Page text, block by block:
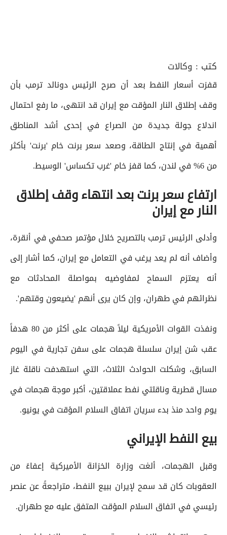
كتب : وكالات
قفزت أسعار النفط بعد أن صرح الرئيس دونالد ترمب بأن
وقف إطلاق النار المؤقت مع إيران قد انتهى، ما رفع احتمال
اندلاع جولة جديدة من الصراع في إحدى أشد المناطق
أهمية في إنتاج الطاقة، وصعد سعر برنت خام 'برنت' بأكثر
من 6% في لندن، كما قفز خام 'غرب تكساس' الوسيط.
ارتفاع سعر برنت بعد انتهاء وقف إطلاق
النار مع إيران
وأدلى الرئيس ترمب بالتصريح خلال مؤتمر صحفي في أنقرة،
وأضاف أنه لم يعد يرغب في التعامل مع إيران، كما أشار إلى
أنه يعتزم السماح لمفاوضيه بمواصلة المحادثات مع
نظرائهم في طهران، وإن كان يرى أنهم 'يضيعون وقتهم'.
ونفذت القوات الأمريكية ليلاً هجمات على أكثر من 80 هدفاً
عقب شن إيران سلسلة هجمات على سفن تجارية في اليوم
السابق، وشكلت الحوادث الثلاث، التي استهدفت ناقلة غاز
مسال قطرية وناقلتي نفط عملاقتين، أكبر موجة هجمات في
يوم واحد منذ بدء سريان اتفاق السلام المؤقت في يونيو.
بيع النفط الإيراني
وقبل الهجمات، ألغت وزارة الخزانة الأميركية إعفاءً من
العقوبات كان قد سمح لإيران ببيع النفط، متراجعةً عن عنصر
رئيسي في اتفاق السلام المؤقت المتفق عليه مع طهران.